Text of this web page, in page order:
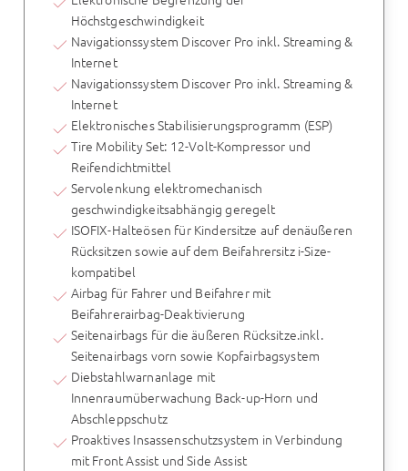
Höchstgeschwindigkeit
Navigationssystem Discover Pro inkl. Streaming &
Internet
Navigationssystem Discover Pro inkl. Streaming &
Internet
Elektronisches Stabilisierungsprogramm (ESP)
Tire Mobility Set: 12-Volt-Kompressor und
Reifendichtmittel
Servolenkung elektromechanisch
geschwindigkeitsabhängig geregelt
ISOFIX-Halteösen für Kindersitze auf denäußeren
Rücksitzen sowie auf dem Beifahrersitz i-Size-
kompatibel
Airbag für Fahrer und Beifahrer mit
Beifahrerairbag-Deaktivierung
Seitenairbags für die äußeren Rücksitze.inkl.
Seitenairbags vorn sowie Kopfairbagsystem
Diebstahlwarnanlage mit
Innenraumüberwachung Back-up-Horn und
Abschleppschutz
Proaktives Insassenschutzsystem in Verbindung
mit Front Assist und Side Assist